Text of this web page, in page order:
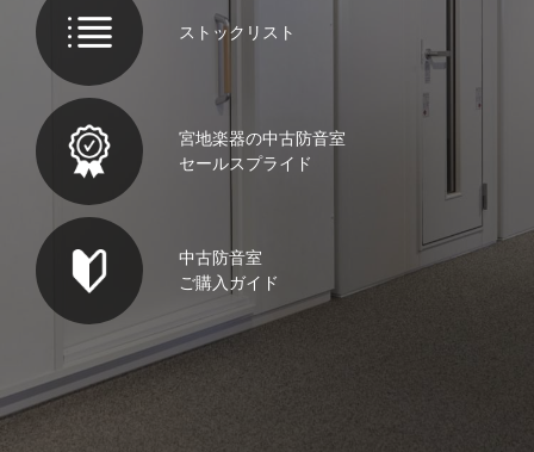
ストックリスト
宮地楽器の中古防音室
セールスプライド
中古防音室
ご購入ガイド